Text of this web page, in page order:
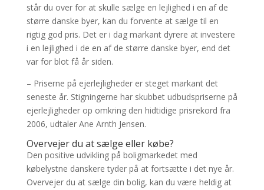
står du over for at skulle sælge en lejlighed i en af de
større danske byer, kan du forvente at sælge til en
rigtig god pris. Det er i dag markant dyrere at investere
i en lejlighed i de en af de større danske byer, end det
var for blot få år siden.
– Priserne på ejerlejligheder er steget markant det
seneste år. Stigningerne har skubbet udbudspriserne på
ejerlejligheder op omkring den hidtidige prisrekord fra
2006, udtaler Ane Arnth Jensen.
Overvejer du at sælge eller købe?
Den positive udvikling på boligmarkedet med
købelystne danskere tyder på at fortsætte i det nye år.
Overvejer du at sælge din bolig, kan du være heldig at